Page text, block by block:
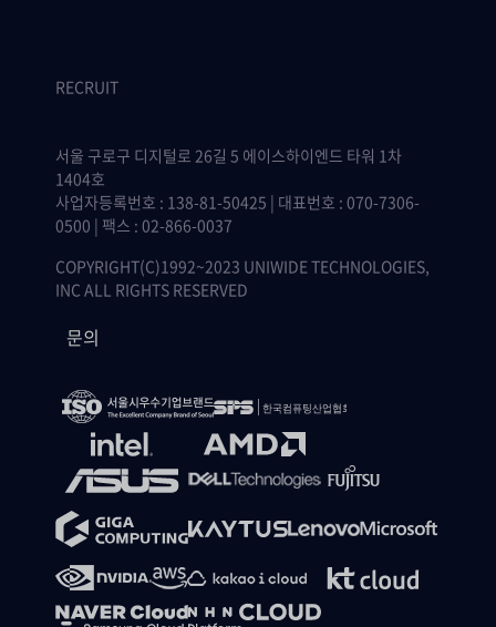
RECRUIT
서울 구로구 디지털로 26길 5 에이스하이엔드 타워 1차
1404호
사업자등록번호 : 138-81-50425 | 대표번호 : 070-7306-
0500 | 팩스 : 02-866-0037
COPYRIGHT(C)1992~2023 UNIWIDE TECHNOLOGIES,
INC ALL RIGHTS RESERVED
문의